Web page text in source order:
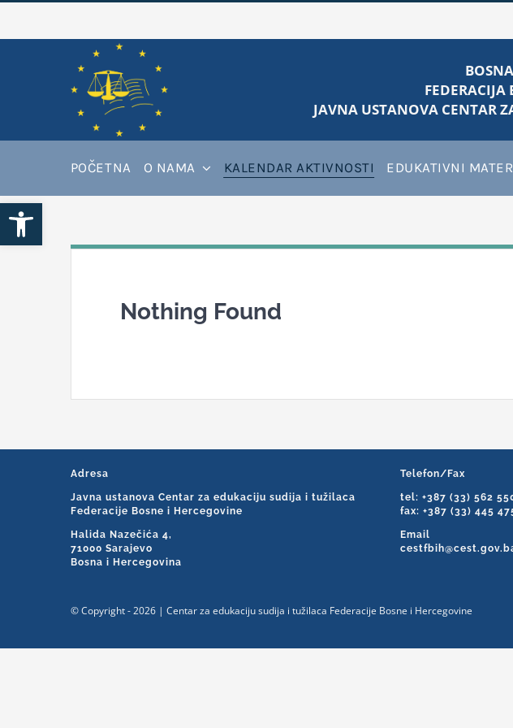
Open toolbar
FEDERACIJA
JAVNA USTANOVA CENTAR
POČETNA O NAMA KALENDAR AKTIVNOSTI EDUKATIVNI
Nothing Found
Adresa
Javna ustanova Centar za edukaciju sudija i tužilaca
Federacije Bosne i Hercegovine
Halida Nazečića 4,
71000 Sarajevo
Bosna i Hercegovina
Telefon/Fax
tel: +387 (33) 562
fax: +387 (33) 445
Email
© Copyright - 2026 | Centar za edukaciju sudija i tužilaca Federacije Bosne i Hercegovine